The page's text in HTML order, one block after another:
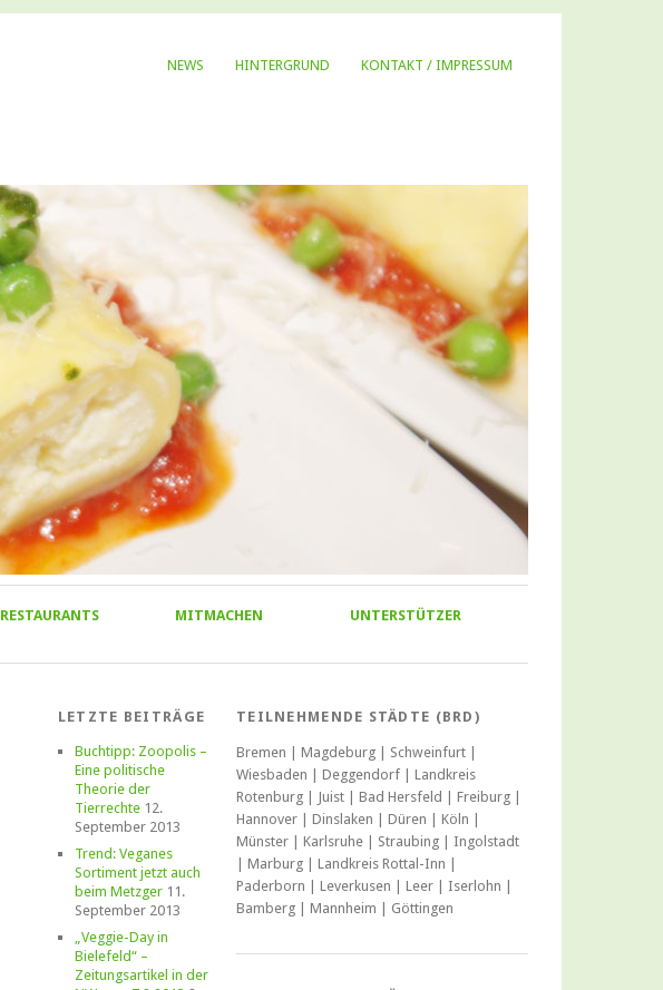
NEWS HINTERGRUND KONTAKT / IMPRESSUM
RESTAURANTS MITMACHEN UNTERSTÜTZER
LETZTE BEITRÄGE
Buchtipp: Zoopolis –
Eine politische
Theorie der
Tierrechte 12.
September 2013
Trend: Veganes
Sortiment jetzt auch
beim Metzger 11.
September 2013
„Veggie-Day in
Bielefeld“ –
Zeitungsartikel in der
TEILNEHMENDE STÄDTE (BRD)
Bremen | Magdeburg | Schweinfurt |
Wiesbaden | Deggendorf | Landkreis
Rotenburg | Juist | Bad Hersfeld | Freiburg |
Hannover | Dinslaken | Düren | Köln |
Münster | Karlsruhe | Straubing | Ingolstadt
| Marburg | Landkreis Rottal-Inn |
Paderborn | Leverkusen | Leer | Iserlohn |
Bamberg | Mannheim | Göttingen